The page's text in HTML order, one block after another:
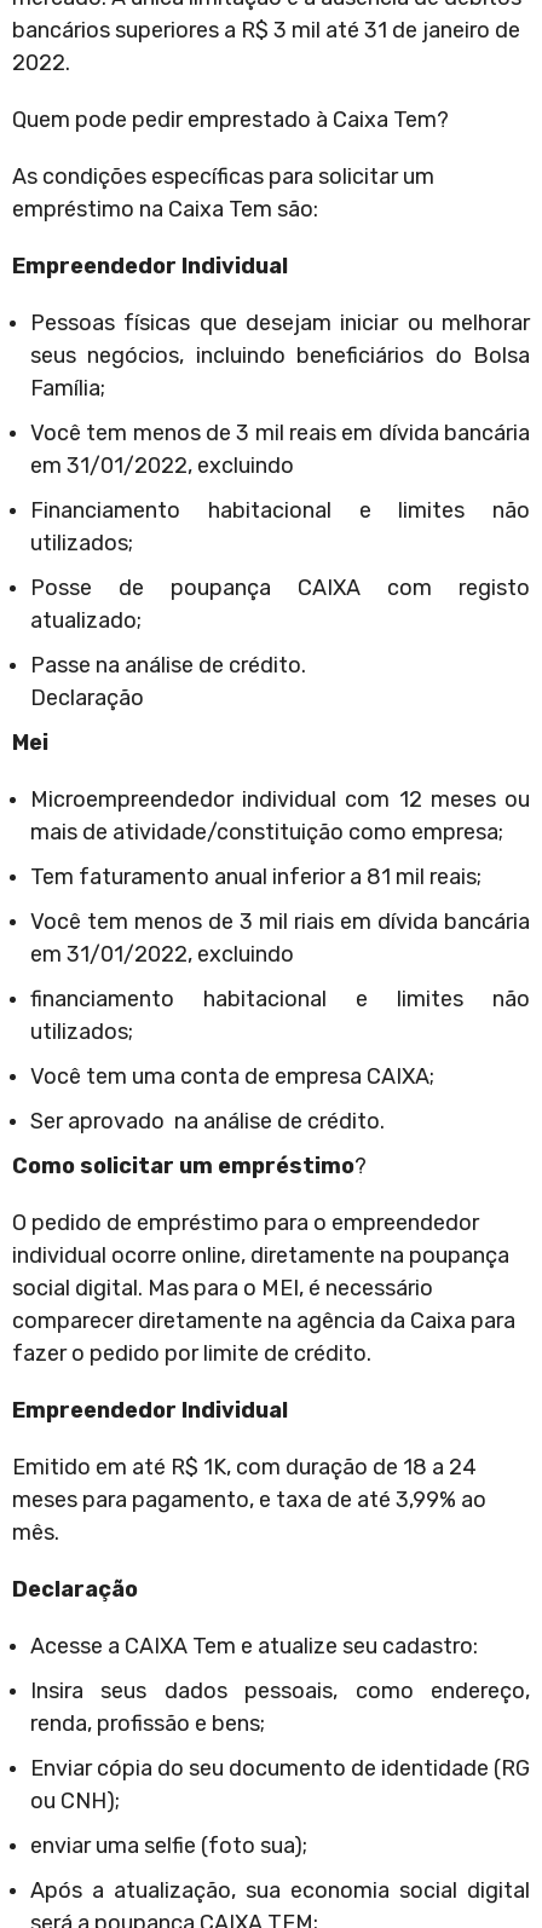
bancários superiores a R$ 3 mil até 31 de janeiro de
2022.
Quem pode pedir emprestado à Caixa Tem?
As condições específicas para solicitar um
empréstimo na Caixa Tem são:
Empreendedor Individual
Pessoas físicas que desejam iniciar ou melhorar
seus negócios, incluindo beneficiários do Bolsa
Família;
Você tem menos de 3 mil reais em dívida bancária
em 31/01/2022, excluindo
Financiamento habitacional e limites não
utilizados;
Posse de poupança CAIXA com registo
atualizado;
Passe na análise de crédito.
Declaração
Mei
Microempreendedor individual com 12 meses ou
mais de atividade/constituição como empresa;
Tem faturamento anual inferior a 81 mil reais;
Você tem menos de 3 mil riais em dívida bancária
em 31/01/2022, excluindo
financiamento habitacional e limites não
utilizados;
Você tem uma conta de empresa CAIXA;
Ser aprovado na análise de crédito.
Comosolicitar um empréstimo?
O pedido de empréstimo para o empreendedor
individual ocorre online, diretamente na poupança
social digital. Mas para o MEI, é necessário
comparecer diretamente na agência da Caixa para
fazer o pedido por limite de crédito.
Empreendedor Individual
Emitido em até R$ 1K, com duração de 18 a 24
meses para pagamento, e taxa de até 3,99% ao
mês.
Declaração
Acesse a CAIXA Tem e atualize seu cadastro:
Insira seus dados pessoais, como endereço,
renda, profissão e bens;
Enviar cópia do seu documento de identidade (RG
ou CNH);
enviar uma selfie (foto sua);
Após a atualização, sua economia social digital